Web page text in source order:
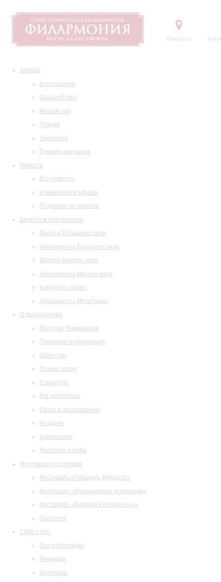
Контакты
Афиша
Все события
Большой зал
Малый зал
Лекции
Экскурсии
Пушкинская карта
Новости
Все новости
Изменения в афише
Подписка на новости
Билеты и абонементы
Билеты Большого зала
Абонементы Большого зала
Билеты Малого зала
Абонементы Малого зала
Как купить билет
Абонементы Музитория
О филармонии
Маэстро Темирканов
Правовая информация
Оркестры
Планы залов
Структура
Как добраться
Визит в филармонию
История
Библиотека
Ресторан и кафе
Фестивали и гастроли
Фестиваль «Площадь Искусств»
Фестиваль «Музыкальная коллекция»
Фестиваль «Барокко в белую ночь»
Гастроли
СМИ о нас
Все публикации
Рецензии
Интервью